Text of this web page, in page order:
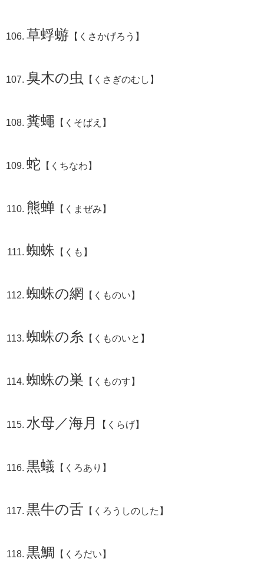
草蜉蝣 【くさかげろう】
臭木の虫 【くさぎのむし】
糞蠅 【くそばえ】
蛇 【くちなわ】
熊蝉 【くまぜみ】
蜘蛛 【くも】
蜘蛛の網 【くものい】
蜘蛛の糸 【くものいと】
蜘蛛の巣 【くものす】
水母／海月 【くらげ】
黒蟻 【くろあり】
黒牛の舌 【くろうしのした】
黒鯛 【くろだい】